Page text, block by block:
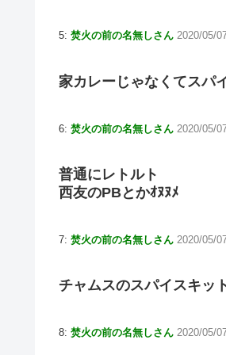
5: 焚火の前の名無しさん 2020/05/
家カレーじゃなくてスパ
6: 焚火の前の名無しさん 2020/05/
普通にレトルト
西友のPBとかｵﾇﾇﾒ
7: 焚火の前の名無しさん 2020/05/
チャムスのスパイスキッ
8: 焚火の前の名無しさん 2020/05/